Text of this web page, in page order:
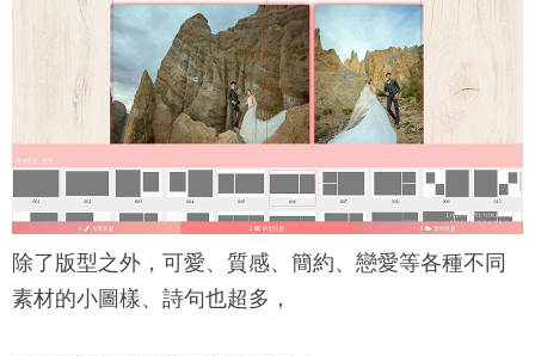
除了版型之外，可愛、質感、簡約、戀愛等各種不同
素材的小圖樣、詩句也超多，